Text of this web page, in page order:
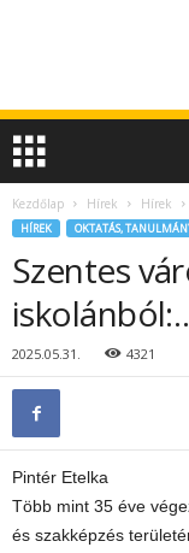
Kezdőlap Hírek Hírek
HÍREK OKTATÁS,
Szentes
2025.05.31. 4321
Pintér Etelka
Több mint 35 éve
és szakképzés